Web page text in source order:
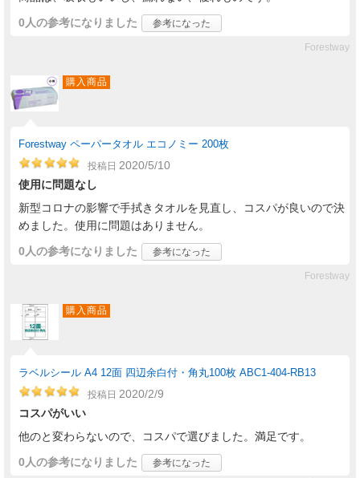
0人の参考になりました 参考になった
Forestway
購入商品
Forestway ペーパータオル エコノミー 200枚
投稿日 2020/5/10
使用に問題なし
新型コロナの影響で手拭きタオルを見直し、コスパが良いので決
めました。使用に問題はありません。
0人の参考になりました 参考になった
Forestway
購入商品
ラベルシール A4 12面 四辺余白付・角丸100枚 ABC1-404-RB13
投稿日 2020/2/9
コスパがいい
他のと変わらないので、コスパで選びました。満足です。
0人の参考になりました 参考になった